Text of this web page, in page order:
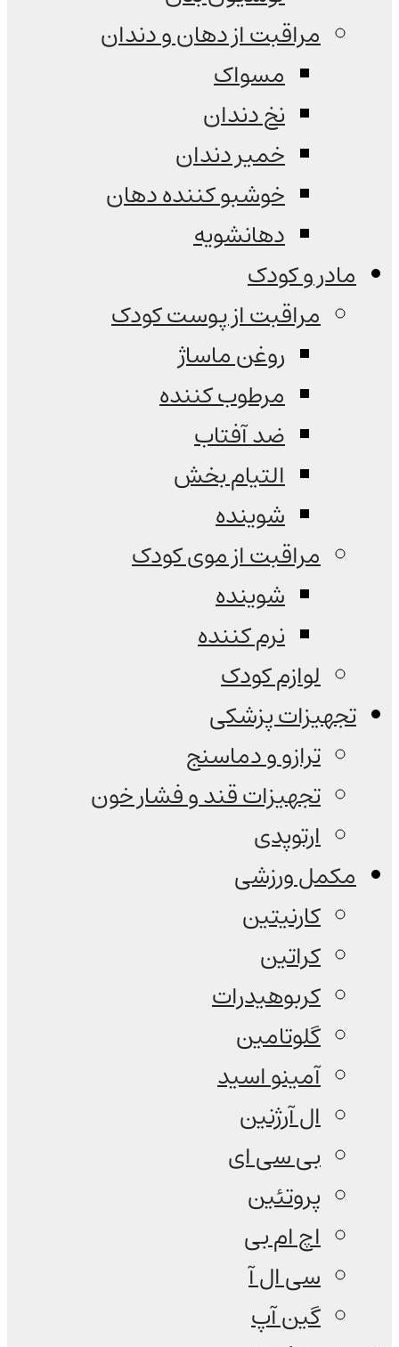
مراقبت از دهان و دندان
مسواک
نخ دندان
خمیر دندان
خوشبو کننده دهان
دهانشویه
مادر و کودک
مراقبت از پوست کودک
روغن ماساژ
مرطوب کننده
ضد آفتاب
التیام بخش
شوینده
مراقبت از موی کودک
شوینده
نرم کننده
لوازم کودک
تجهیزات پزشکی
ترازو و دماسنج
تجهیزات قند و فشار خون
ارتوپدی
مکمل ورزشی
کارنیتین
کراتین
کربوهیدرات
گلوتامین
آمینو اسید
ال آرژنین
بی سی ای
پروتئین
اچ ام بی
سی ال آ
گین آپ